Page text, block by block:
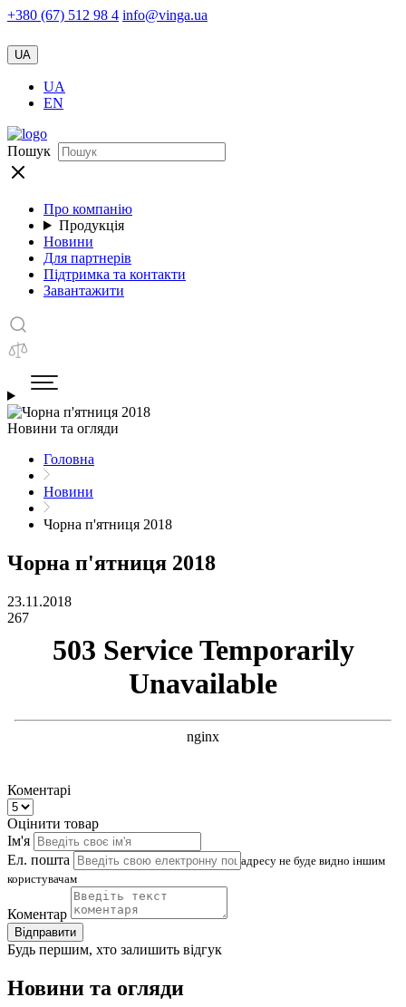
+380 (67) 512 98 4 info@vinga.ua
UA
UA
EN
Пошук
Про компанію
Продукція
Новини
Для партнерів
Підтримка та контакти
Завантажити
Новини та огляди
Головна
Новини
Чорна п'ятниця 2018
Чорна п'ятниця 2018
23.11.2018
267
Коментарі
Оцінити товар
Ім'я
Ел. пошта
адресу не буде видно іншим
користувачам
Коментар
Відправити
Будь першим, хто залишить відгук
Новини та огляди